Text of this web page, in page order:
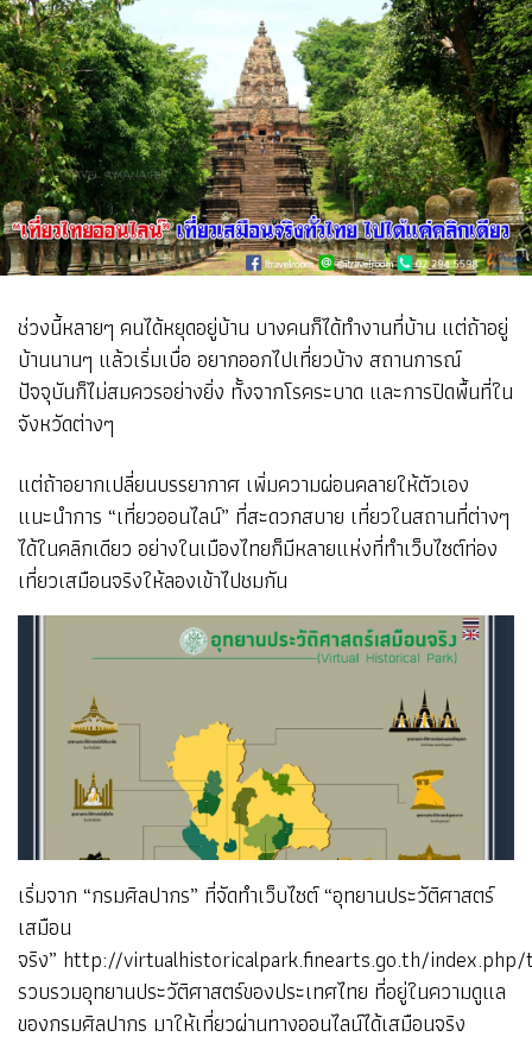
ช่วงนี้หลายๆ คนได้หยุดอยู่บ้าน บางคนก็ได้ทำงานที่บ้าน แต่ถ้าอยู่
บ้านนานๆ แล้วเริ่มเบื่อ อยากออกไปเที่ยวบ้าง สถานการณ์
ปัจจุบันก็ไม่สมควรอย่างยิ่ง ทั้งจากโรคระบาด และการปิดพื้นที่ใน
จังหวัดต่างๆ
แต่ถ้าอยากเปลี่ยนบรรยากาศ เพิ่มความผ่อนคลายให้ตัวเอง
แนะนำการ “เที่ยวออนไลน์” ที่สะดวกสบาย เที่ยวในสถานที่ต่างๆ
ได้ในคลิกเดียว อย่างในเมืองไทยก็มีหลายแห่งที่ทำเว็บไซต์ท่อง
เที่ยวเสมือนจริงให้ลองเข้าไปชมกัน
เริ่มจาก “กรมศิลปากร” ที่จัดทำเว็บไซต์ “อุทยานประวัติศาสตร์
เสมือน
จริง” http://virtualhistoricalpark.finearts.go.th/
รวบรวมอุทยานประวัติศาสตร์ของประเทศไทย ที่อยู่ในความดูแล
ของกรมศิลปากร มาให้เที่ยวผ่านทางออนไลน์ได้เสมือนจริง